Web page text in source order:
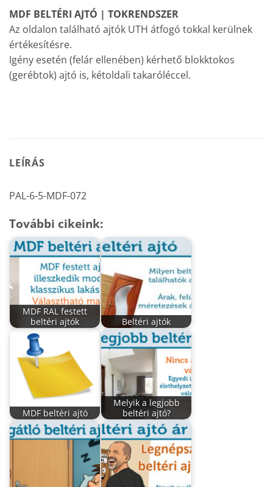
MDF BELTÉRI AJTÓ | TOKRENDSZER
Az oldalon található ajtók UTH átfogó tokkal kerülnek
értékesítésre.
Igény esetén (felár ellenében) kérhető blokktokos
(gerébtok) ajtó is, kétoldali takaróléccel.
LEÍRÁS
PAL-6-5-MDF-072
További cikeink:
MDF RAL festett
beltéri ajtók
Beltéri ajtók
MDF beltéri ajtó
Melyik a legjobb
beltéri ajtó?